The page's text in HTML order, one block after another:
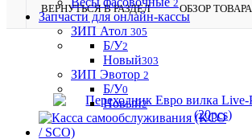
2
Запчасти для онлайн-кассы
ЗИП Атол 305
Б/У2
Новый303
ЗИП Эвотор 2
Б/У0
Новый2
ВЕРНУТЬСЯ В РАЗДЕЛ ОБЗОР ТОВАРА